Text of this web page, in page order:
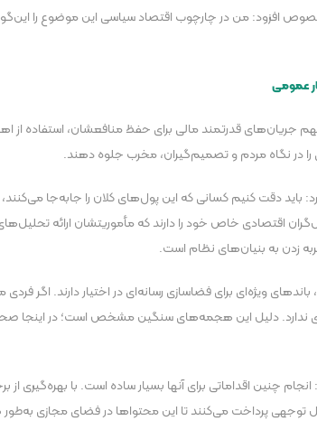
خصوص افزود: من در چارچوب اقتصاد سیاسی این موضوع را
عمومی
جریان‌های قدرتمند مالی برای حفظ منافعشان، استفاده از
در نگاه مردم و تصمیم‌گیران، مخرب جلوه دهند.
باید دقت کنیم کسانی که این پول‌های کلان را جابه‌جا می‌کنند،
اقتصادی خاص خود را دارند که مأموریتشان ارائه
زدن به بنیان‌های نظام است.
باند‌های ویژه‌ای برای فضاسازی رسانه‌ای در اختیار دارند.
ندارد. دلیل این هجمه‌های سنگین مشخص است؛ در اینجا
چنین اقداماتی برای آنها بسیار ساده است. با بهره‌گیری از
توجهی پرداخت می‌کنند تا این محتوا‌ها در فضای مجازی